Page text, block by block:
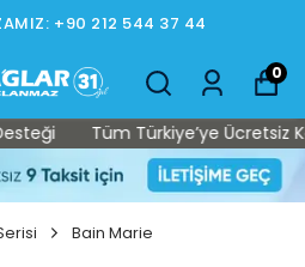
+90 212 544 37 44
0
Tüm Türkiye’ye Ücretsiz
Bain Marie